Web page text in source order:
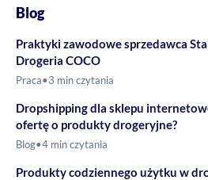
Blog
Praktyki zawodowe sprzedawca
Drogeria COCO
Praca•3 min czytania
Dropshipping dla sklepu
ofertę o produkty drogeryjne?
Blog•4 min czytania
Produkty codziennego użytku w